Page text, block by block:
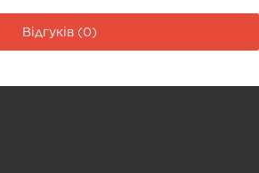
Відгуків (0)